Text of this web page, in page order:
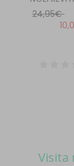
Visita